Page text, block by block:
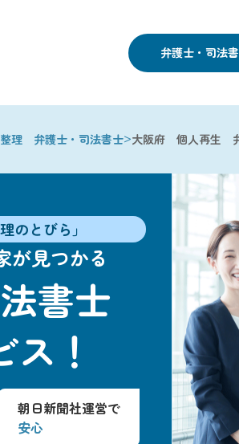
弁護士・司法
理 弁護士・司法書士>大阪府 個人再生
のとびら」
が見つかる
書士
！
朝日新聞社運営で
安心